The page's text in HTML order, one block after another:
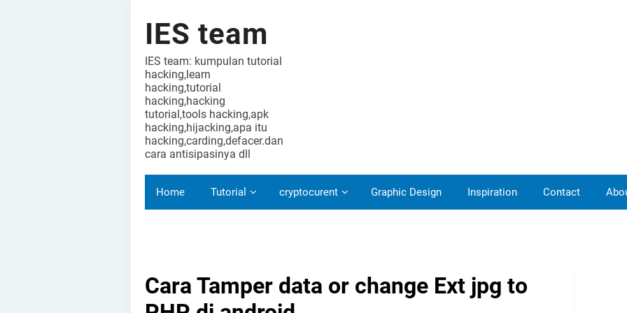
IES team
IES team: kumpulan tutorial
hacking,learn
hacking,tutorial
hacking,hacking
tutorial,tools hacking,apk
hacking,hijacking,apa itu
hacking,carding,defacer.dan
cara antisipasinya dll
Home Tutorial cryptocurent Graphic Design Inspiration Contact
Cara Tamper data or change Ext jpg to